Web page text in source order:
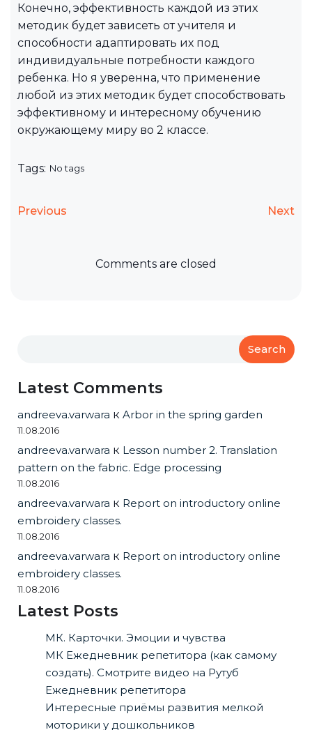
Конечно, эффективность каждой из этих
методик будет зависеть от учителя и
способности адаптировать их под
индивидуальные потребности каждого
ребенка. Но я уверенна, что применение
любой из этих методик будет способствовать
эффективному и интересному обучению
окружающему миру во 2 классе.
Tags: No tags
Previous Next
Comments are closed
Search
Latest Comments
andreeva.varwara к Arbor in the spring garden
11.08.2016
andreeva.varwara к Lesson number 2. Translation
pattern on the fabric. Edge processing
11.08.2016
andreeva.varwara к Report on introductory online
embroidery classes.
11.08.2016
andreeva.varwara к Report on introductory online
embroidery classes.
11.08.2016
Latest Posts
МК. Карточки. Эмоции и чувства
МК Ежедневник репетитора (как самому
создать). Смотрите видео на Рутуб
Ежедневник репетитора
Интересные приёмы развития мелкой
моторики у дошкольников